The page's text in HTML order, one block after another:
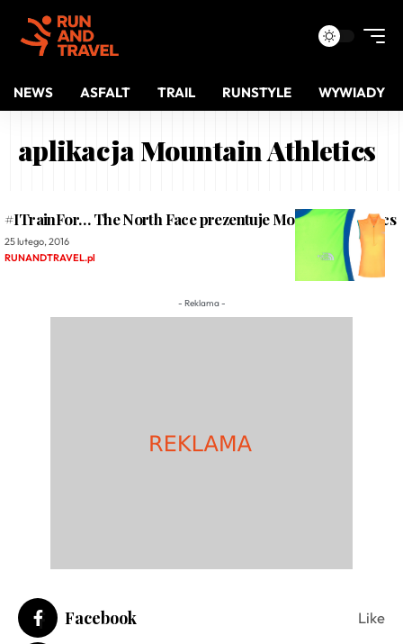
NEWS ASFALT TRAIL RUNSTYLE WYWIADY
aplikacja Mountain Athletics
#ITrainFor… The North Face prezentuje Mountain Athletics
25 lutego, 2016
RUNANDTRAVEL.pl
- Reklama -
Facebook Like